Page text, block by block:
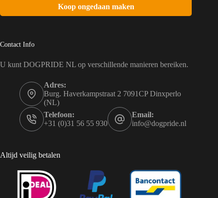
Koop ongedaan maken
Contact Info
U kunt DOGPRIDE NL op verschillende manieren bereiken.
Adres:
Burg. Haverkampstraat 2 7091CP Dinxperlo
(NL)
Telefoon:
+31 (0)31 56 55 930
Email:
info@dogpride.nl
Altijd veilig betalen